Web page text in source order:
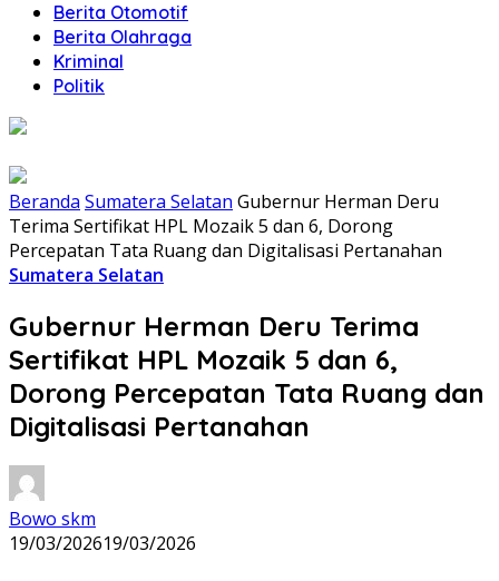
Berita Otomotif
Berita Olahraga
Kriminal
Politik
Beranda Sumatera Selatan Gubernur Herman Deru
Terima Sertifikat HPL Mozaik 5 dan 6, Dorong
Percepatan Tata Ruang dan Digitalisasi Pertanahan
Sumatera Selatan
Gubernur Herman Deru Terima
Sertifikat HPL Mozaik 5 dan 6,
Dorong Percepatan Tata Ruang dan
Digitalisasi Pertanahan
Bowo skm
19/03/202619/03/2026